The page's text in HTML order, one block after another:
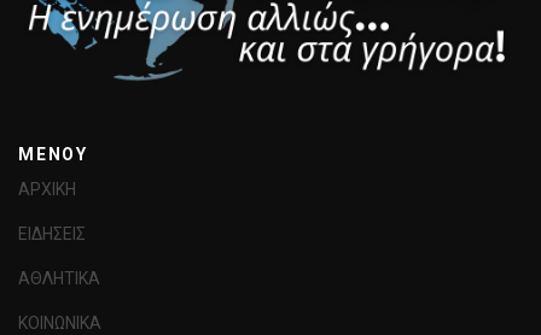
MENOY
ΑΡΧΙΚΗ
ΕΙΔΗΣΕΙΣ
ΑΘΛΗΤΙΚΑ
ΚΟΙΝΩΝΙΚΑ